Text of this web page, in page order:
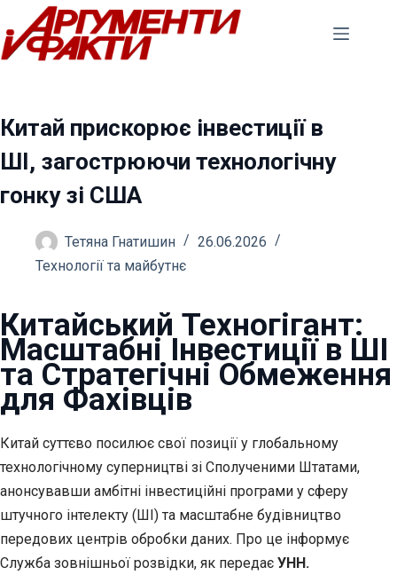
Перейти
до
вмісту
Китай прискорює інвестиції в
ШІ, загострюючи технологічну
гонку зі США
Тетяна Гнатишин
26.06.2026
Технології та майбутнє
Китайський Техногігант:
Масштабні Інвестиції в ШІ
та Стратегічні Обмеження
для Фахівців
Китай суттєво посилює свої позиції у глобальному
технологічному суперництві зі Сполученими Штатами,
анонсувавши амбітні інвестиційні програми у сферу
штучного інтелекту (ШІ) та масштабне будівництво
передових центрів обробки даних. Про це інформує
Служба зовнішньої розвідки, як передає УНН.